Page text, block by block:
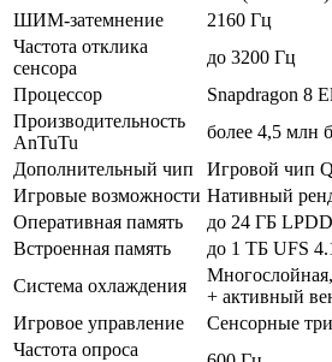
ШИМ-затемнение
2160 Гц
Частота отклика
сенсора
до 3200 Гц
Процессор
Snapdragon 8
Производительность
AnTuTu
более 4,5 млн
Дополнительный чип
Игровой чип
Игровые возможности Нативный
Оперативная память
до 24 ГБ
Встроенная память
до 1 ТБ UFS
Система охлаждения
+ активный
Игровое управление
Сенсорные
Частота опроса